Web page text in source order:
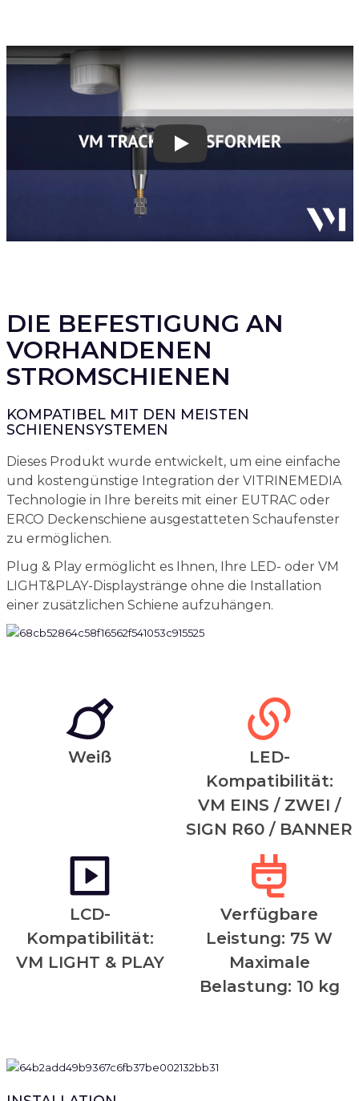
Play
DIE BEFESTIGUNG AN
VORHANDENEN
STROMSCHIENEN
KOMPATIBEL MIT DEN MEISTEN
SCHIENENSYSTEMEN
Dieses Produkt wurde entwickelt, um eine einfache
und kostengünstige Integration der VITRINEMEDIA
Technologie in Ihre bereits mit einer EUTRAC oder
ERCO Deckenschiene ausgestatteten Schaufenster
zu ermöglichen.
Plug & Play ermöglicht es Ihnen, Ihre LED- oder VM
LIGHT&PLAY-Displaystränge ohne die Installation
einer zusätzlichen Schiene aufzuhängen.
Weiß
LED-
Kompatibilität:
VM EINS / ZWEI /
SIGN R60 / BANNER
LCD-
Kompatibilität:
VM LIGHT & PLAY
Verfügbare
Leistung: 75 W
Maximale
Belastung: 10 kg